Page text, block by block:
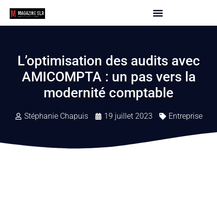
L’optimisation des audits avec
AMICOMPTA : un pas vers la
modernité comptable
Stéphanie Chapuis 19 juillet 2023 Entreprise